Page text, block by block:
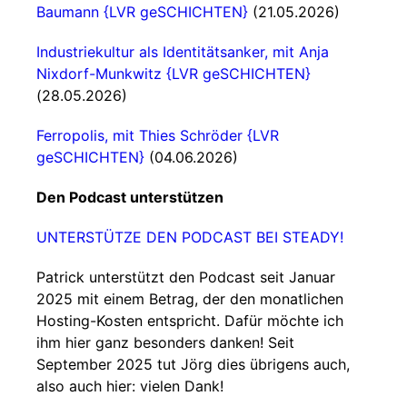
Baumann {LVR geSCHICHTEN} (21.05.2026)
Industriekultur als Identitätsanker, mit Anja
Nixdorf-Munkwitz {LVR geSCHICHTEN}
(28.05.2026)
Ferropolis, mit Thies Schröder {LVR
geSCHICHTEN} (04.06.2026)
Den Podcast unterstützen
UNTERSTÜTZE DEN PODCAST BEI STEADY!
Patrick unterstützt den Podcast seit Januar
2025 mit einem Betrag, der den monatlichen
Hosting-Kosten entspricht. Dafür möchte ich
ihm hier ganz besonders danken! Seit
September 2025 tut Jörg dies übrigens auch,
also auch hier: vielen Dank!